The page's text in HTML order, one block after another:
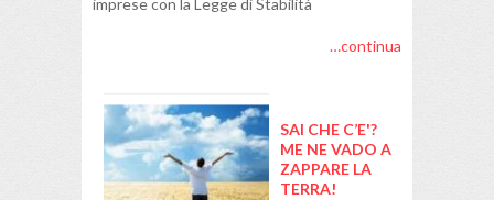
imprese con la Legge di Stabilità
…continua
SAI CHE C’E'?
ME NE VADO A
ZAPPARE LA
TERRA!